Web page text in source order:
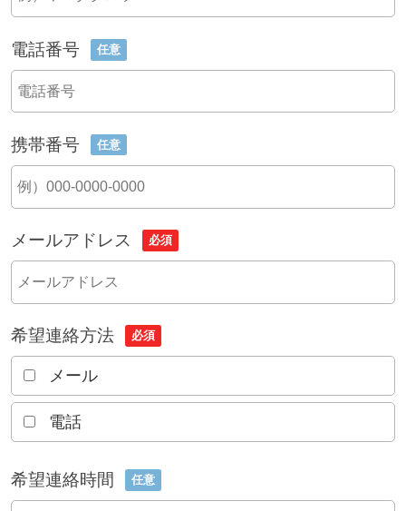
電話番号 任意
携帯番号 任意
メールアドレス 必須
希望連絡方法 必須
メール
電話
希望連絡時間 任意